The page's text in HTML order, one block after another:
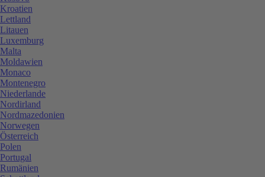
Kroatien
Lettland
Litauen
Luxemburg
Malta
Moldawien
Monaco
Montenegro
Niederlande
Nordirland
Nordmazedonien
Norwegen
Österreich
Polen
Portugal
Rumänien